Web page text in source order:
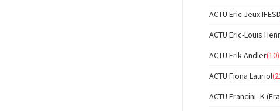
ACTU Eric Jeux IFESD
ACTU Eric-Louis
ACTU Erik Andler(10)
ACTU Fiona Lauriol
ACTU Francini_K